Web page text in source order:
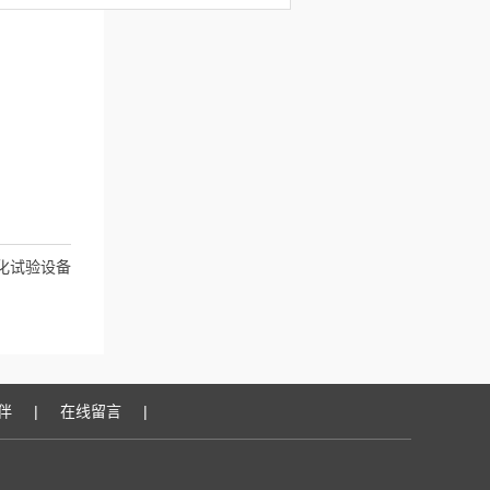
试验设备
| 在线留言 |